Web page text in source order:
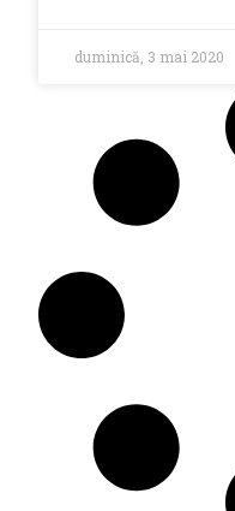
duminică, 3 mai 2020